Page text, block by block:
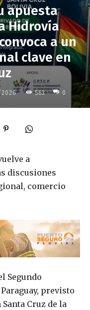
apuesta
Hidrovía
a un
clave en
563 0
a
discusiones
comercio
Segundo
previsto
Cruz de la